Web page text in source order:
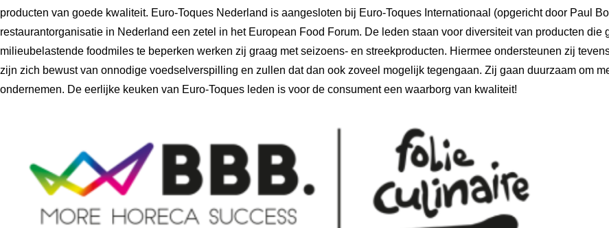
producten van goede kwaliteit. Euro-Toques Nederland is aangesloten bij Euro-Toques Internationaal (opgericht door Paul
restaurantorganisatie in Nederland een zetel in het European Food Forum. De leden staan voor diversiteit van producten
milieubelastende foodmiles te beperken werken zij graag met seizoens- en streekproducten. Hiermee ondersteunen zij
zijn zich bewust van onnodige voedselverspilling en zullen dat dan ook zoveel mogelijk tegengaan. Zij gaan duurzaam om
ondernemen. De eerlijke keuken van Euro-Toques leden is voor de consument een waarborg van kwaliteit!